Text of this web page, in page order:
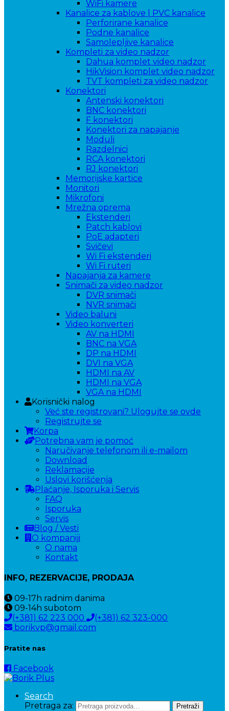
WiFi kamere
Kanalice za kablove | PVC kanalice
Perforirane kanalice
Podne kanalice
Samolepljive kanalice
Kompleti za video nadzor
Dahua komplet video nadzor
HikVision komplet video nadzor
TVT kompleti za video nadzor
Konektori
Antenski konektori
BNC konektori
F konektori
Konektori za napajanje
Moduli
Razdelnici
RCA konektori
RJ konektori
Memorijske kartice
Monitori
Mikrofoni
Mrežna oprema
Ekstenderi
Patch kablovi
PoE adapteri
Svičevi
Wi Fi ekstenderi
Wi Fi ruteri
Napajanja za kamere
Snimači za video nadzor
DVR snimači
NVR snimači
Video baluni
Video konverteri
AV na HDMI
BNC na VGA
DP na HDMI
DVI na VGA
HDMI na AV
HDMI na VGA
VGA na HDMI
Korisnički nalog
Već ste registrovani? Ulogujte se ovde
Registrujte se
Korpa
Potrebna vam je pomoć
Naručivanje telefonom ili e-mailom
Download
Reklamacije
Uslovi korišćenja
Plaćanje, Isporuka i Servis
FAQ
Isporuka
Servis
Blog / Vesti
O kompaniji
O nama
Kontakt
INFO, REZERVACIJE, PRODAJA
09-17h radnim danima
09-14h subotom
(+381) 62 223 000
(+381) 62 323-000
borikvp@gmail.com
Pratite nas
Facebook
Search
Pretraga za:
Pretraži